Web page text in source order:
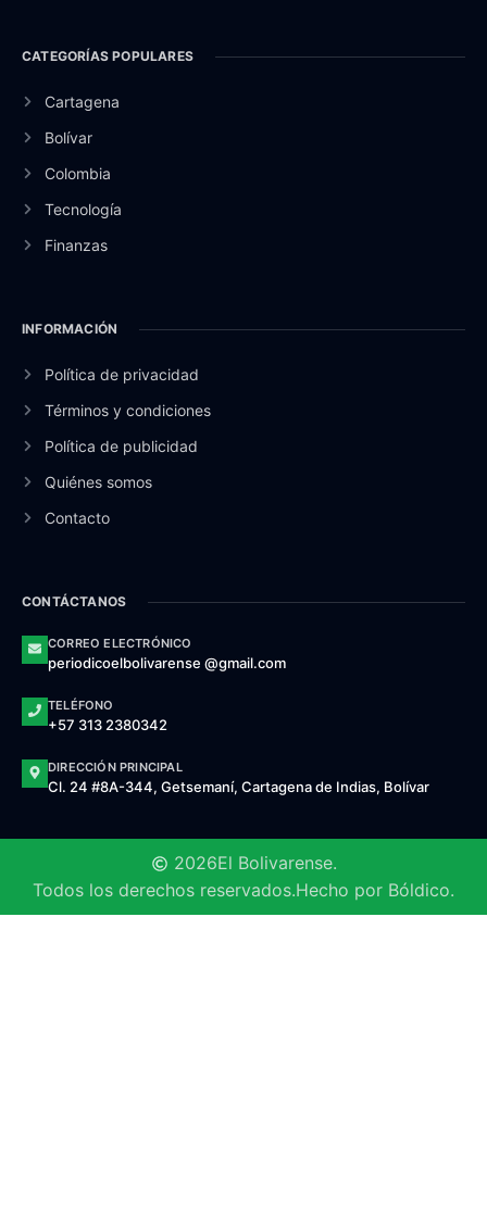
CATEGORÍAS POPULARES
Cartagena
Bolívar
Colombia
Tecnología
Finanzas
INFORMACIÓN
Política de privacidad
Términos y condiciones
Política de publicidad
Quiénes somos
Contacto
CONTÁCTANOS
CORREO ELECTRÓNICO
periodicoelbolivarense @gmail.com
TELÉFONO
+57 313 2380342
DIRECCIÓN PRINCIPAL
Cl. 24 #8A-344, Getsemaní, Cartagena de Indias, Bolívar
2026El Bolivarense.
Todos los derechos reservados.Hecho por Bóldico.